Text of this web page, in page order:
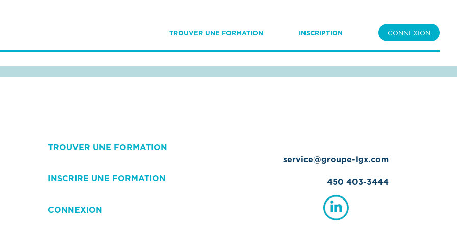
TROUVER UNE FORMATION INSCRIPTION CONNEXION
TROUVER UNE FORMATION
INSCRIRE UNE FORMATION
CONNEXION
service@groupe-lgx.com
450 403-3444